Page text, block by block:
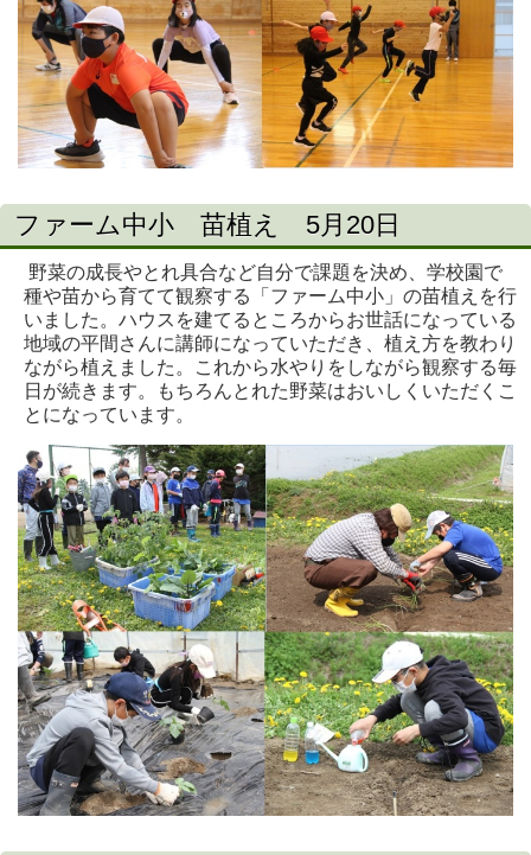
ファーム中小 苗植え 5月20日
野菜の成長やとれ具合など自分で課題を決め、学校園で
種や苗から育てて観察する「ファーム中小」の苗植えを行
いました。ハウスを建てるところからお世話になっている
地域の平間さんに講師になっていただき、植え方を教わり
ながら植えました。これから水やりをしながら観察する毎
日が続きます。もちろんとれた野菜はおいしくいただくこ
とになっています。